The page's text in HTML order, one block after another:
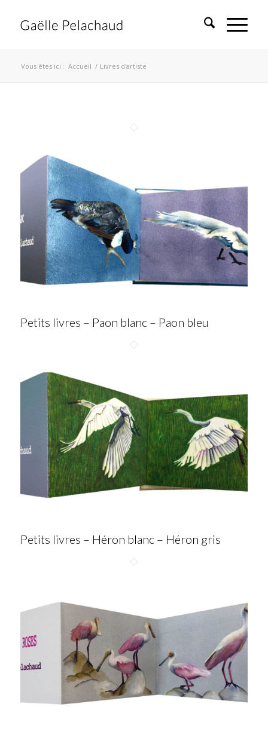
Vous êtes ici : Accueil / Livres d'artiste
Petits livres – Paon blanc – Paon bleu
Petits livres – Héron blanc – Héron gris